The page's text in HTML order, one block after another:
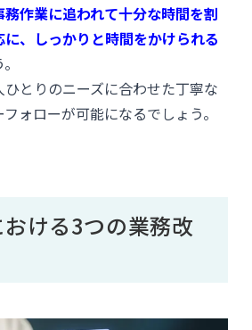
務作業に追われて十分な時間を割
、しっかりと時間をかけられる
とりのニーズに合わせた丁寧な
ォローが可能になるでしょう。
ける3つの業務改